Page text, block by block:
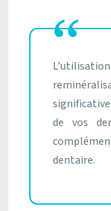
de vos
dentaire.